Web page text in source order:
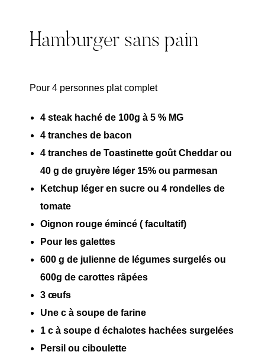
Hamburger sans pain
Pour 4 personnes plat complet
4 steak haché de 100g à 5 % MG
4 tranches de bacon
4 tranches de Toastinette goût Cheddar ou
40 g de gruyère léger 15% ou parmesan
Ketchup léger en sucre ou 4 rondelles de
tomate
Oignon rouge émincé ( facultatif)
Pour les galettes
600 g de julienne de légumes surgelés ou
600g de carottes râpées
3 œufs
Une c à soupe de farine
1 c à soupe d échalotes hachées surgelées
Persil ou ciboulette